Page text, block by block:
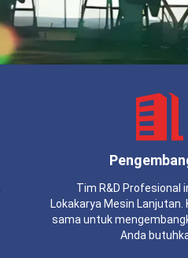
Tim R&D Profesional
Lokakarya Mesin Lanjutan.
sama untuk
Anda